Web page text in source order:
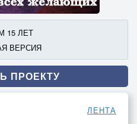
15 ЛЕТ
ВЕРСИЯ
ПРОЕКТУ
ЛЕНТА